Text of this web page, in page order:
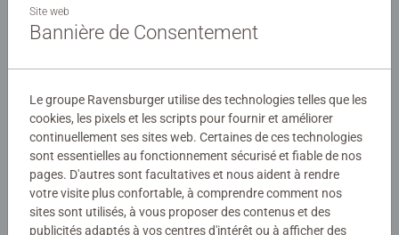
que des posters à taille réelle. Le nombre et la taille des
pièces sont conçus pour permettre aux enfants dès 4 ans
préférés !
Le plaisir du puzzle adapté à chaque âge, avec support
inclus.
Faire des puzzles est bien plus qu’un simple jeu : c’est une
activité ludique qui permet aux enfants d’exercer leur
perception, leur mémoire à court terme et leur pensée
logique, tout en s’amusant. En parallèle, ils développent
Détails
Numéro d'article:
09082
EAN:
4005556090822
Avertissements et informations du fabricant
Produits similaires
Site web
Bannière de Consentement
Le groupe Ravensburger utilise des technologies telles que les
cookies, les pixels et les scripts pour fournir et améliorer
continuellement ses sites web. Certaines de ces technologies
sont essentielles au fonctionnement sécurisé et fiable de nos
pages. D'autres sont facultatives et nous aident à rendre
votre visite plus confortable, à comprendre comment nos
sites sont utilisés, à vous proposer des contenus et des
publicités adaptés à vos centres d'intérêt ou à afficher des